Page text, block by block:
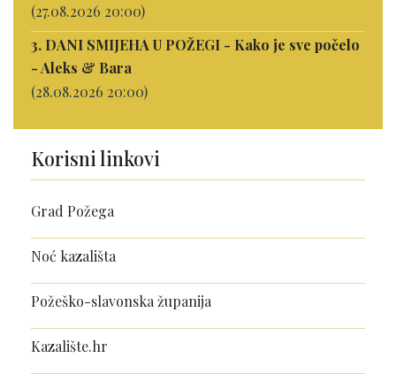
(27.08.2026 20:00)
3. DANI SMIJEHA U POŽEGI - Kako je sve počelo
- Aleks & Bara
(28.08.2026 20:00)
Korisni linkovi
Grad Požega
Noć kazališta
Požeško-slavonska županija
Kazalište.hr